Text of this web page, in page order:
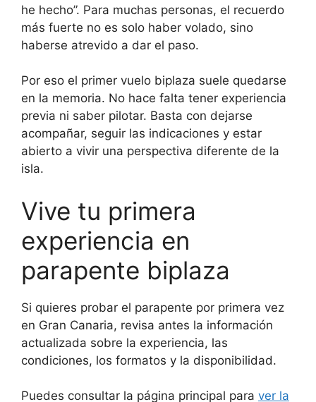
he hecho”. Para muchas personas, el recuerdo
más fuerte no es solo haber volado, sino
haberse atrevido a dar el paso.
Por eso el primer vuelo biplaza suele quedarse
en la memoria. No hace falta tener experiencia
previa ni saber pilotar. Basta con dejarse
acompañar, seguir las indicaciones y estar
abierto a vivir una perspectiva diferente de la
isla.
Vive tu primera
experiencia en
parapente biplaza
Si quieres probar el parapente por primera vez
en Gran Canaria, revisa antes la información
actualizada sobre la experiencia, las
condiciones, los formatos y la disponibilidad.
Puedes consultar la página principal para ver la